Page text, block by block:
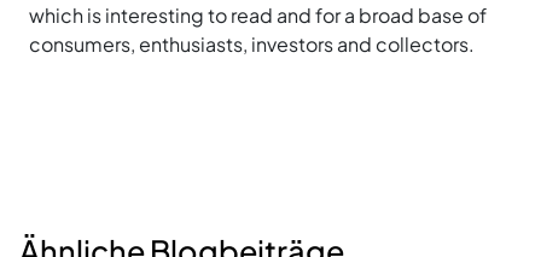
which is interesting to read and for a broad base of
consumers, enthusiasts, investors and collectors.